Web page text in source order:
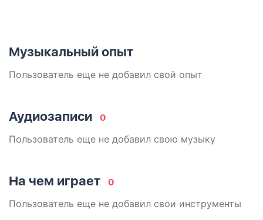
Музыкальный опыт
Пользователь еще не добавил свой опыт
Аудиозаписи 0
Пользователь еще не добавил свою музыку
На чем играет 0
Пользователь еще не добавил свои инструменты